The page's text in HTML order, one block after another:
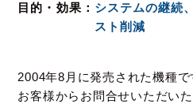
目的・効果
システムの継続
スト削減
2004年8月に発売された機種で
お客様からお問合せいただい